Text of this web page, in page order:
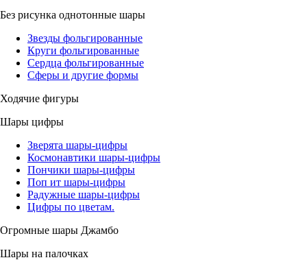
Без рисунка однотонные шары
Звезды фольгированные
Круги фольгированные
Сердца фольгированные
Сферы и другие формы
Ходячие фигуры
Шары цифры
Зверята шары-цифры
Космонавтики шары-цифры
Пончики шары-цифры
Поп ит шары-цифры
Радужные шары-цифры
Цифры по цветам.
Огромные шары Джамбо
Шары на палочках